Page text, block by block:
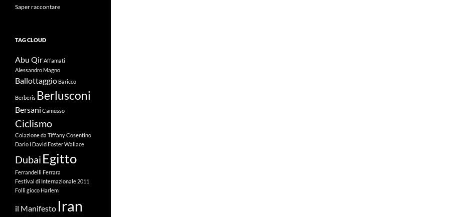
Saper raccontare
TAG CLOUD
Abu QirAffamati
Alessandro Magno
Ballottaggio Baricco
Berberis Berlusconi
Bersani Camusso
Ciclismo
Colazione da TiffanyCosentino
Dario I David Foster Wallace
Dubai Egitto
Ferrandelli Ferrara
Festival di Internazionale 2011
Folli gioco Harlem
il Manifesto Iran